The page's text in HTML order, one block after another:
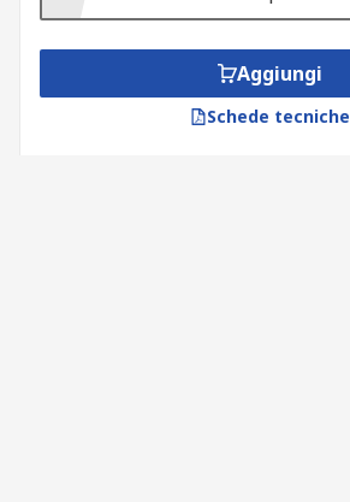
Aggiungi
Schede tecniche